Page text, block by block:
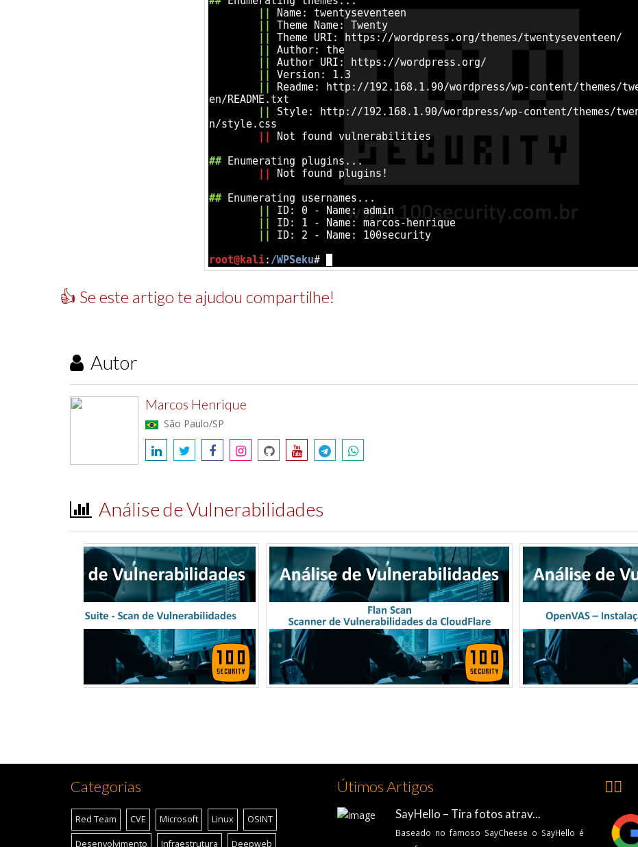
👍 Se este artigo te ajudou compartilhe!
Autor
Marcos Henrique
São Paulo/SP
Análise de Vulnerabilidades
Categorias
Red Team CVE Microsoft Linux OSINT
Desenvolvimento Infraestrutura Deepweb
Útimos Artigos
SayHello – Tira fotos atrav...
Baseado no famoso SayCheese o SayHello é
👍🏽